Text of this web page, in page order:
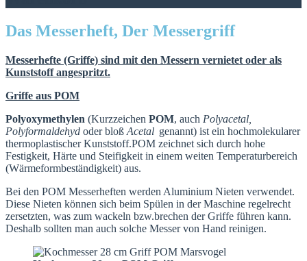
Das Messerheft, Der Messergriff
Messerhefte (Griffe) sind mit den Messern vernietet oder als
Kunststoff angespritzt.
Griffe aus POM
Polyoxymethylen (Kurzzeichen POM, auch Polyacetal,
Polyformaldehyd oder bloß Acetal genannt) ist ein hochmolekularer
thermoplastischer Kunststoff.POM zeichnet sich durch hohe
Festigkeit, Härte und Steifigkeit in einem weiten Temperaturbereich
(Wärmeformbeständigkeit) aus.
Bei den POM Messerheften werden Aluminium Nieten verwendet.
Diese Nieten können sich beim Spülen in der Maschine regelrecht
zersetzten, was zum wackeln bzw.brechen der Griffe führen kann.
Deshalb sollten man auch solche Messer von Hand reinigen.